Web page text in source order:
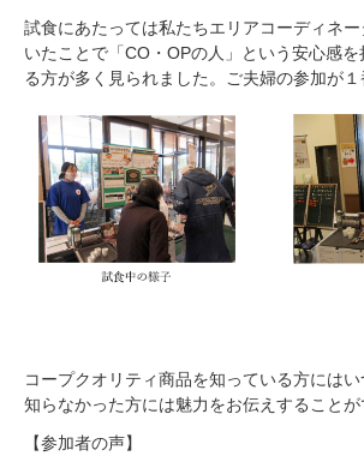
試食にあたっては私たちエリアコーディネ
いたことで「CO・OPの人」という安心感
る方が多く見られました。ご夫婦の参加が１
コープクオリティ商品を知っている方にはい
知らなかった方には魅力をお伝えすることが
【参加者の声】